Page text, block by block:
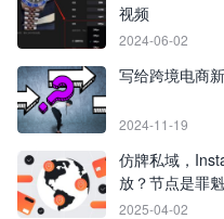
视频
2024-06-02
写给跨境电商
2024-11-19
仿牌私域，
放？节点是罪魁
2025-04-02